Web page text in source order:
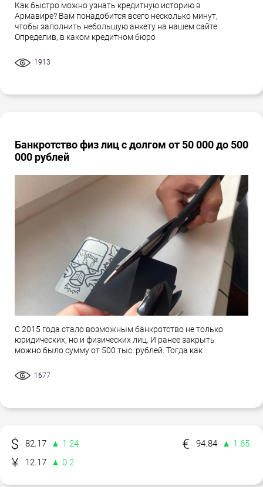
Как быстро можно узнать кредитную историю в
Армавире? Вам понадобится всего несколько минут,
чтобы заполнить небольшую анкету на нашем сайте.
Определив, в каком кредитном бюро
1913
Банкротство физ лиц с долгом от 50 000 до 500
000 рублей
С 2015 года стало возможным банкротство не только
юридических, но и физических лиц. И ранее закрыть
можно было сумму от 500 тыс. рублей. Тогда как
1677
82.17 ▲ 1.24 94.84
▲ 1.65
12.17
▲ 0.2